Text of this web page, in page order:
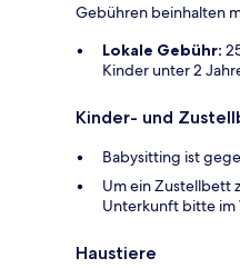
Gebühren beinhalten
Lokale Gebühr:
Kinder unter 2
Kinder- und
Babysitting ist
Um ein Zustellbett
Unterkunft bitte im
Haustiere